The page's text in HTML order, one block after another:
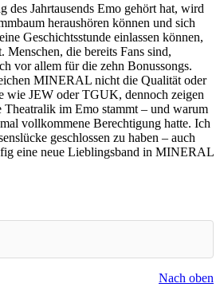
des Jahrtausends Emo gehört hat, wird
heraushören können und sich
Geschichtsstunde einlassen können,
Menschen, die bereits Fans sind,
vor allem für die zehn Bonussongs.
MINERAL nicht die Qualität oder
wie JEW oder TGUK, dennoch zeigen
im Emo stammt – und warum
vollkommene Berechtigung hatte. Ich
geschlossen zu haben – auch
eine neue Lieblingsband in MINERAL
Nach oben